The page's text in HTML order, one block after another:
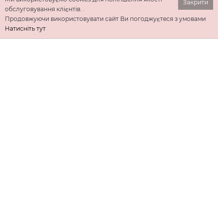
Закрити
обслуговування клієнтів. .
Продовжуючи використовувати сайт Ви погоджуєтеся з умовами
Натисніть тут